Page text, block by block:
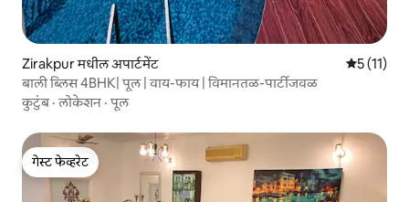
Zirakpur मधील अपार्टमेंट 5 पैकी 5
5 (11)
बाली ब्लिस 4BHK| पूल | वाय-फाय | विमानतळ-पार्टीजवळ
कुटुंब·लोकेशन ·पूल
गेस्ट फेव्हरेट
गेस्ट फेव्हरेट